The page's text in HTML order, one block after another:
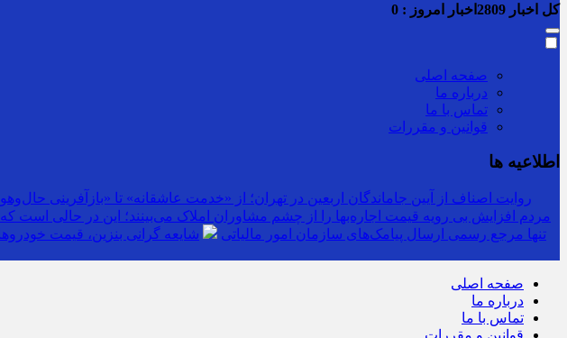
کل اخبار اخبار امروز : 0
صفحه اصلی
درباره ما
تماس با ما
قوانین و مقررات
اطلاعیه ها
روایت اصناف از آیین جاماندگان اربعین در تهران؛ از «خدمت عاشقانه» تا «بازآفرینی
مردم افزایش بی رویه قیمت اجاره‌بها را از چشم مشاوران املاک می‌بینند؛ این در حالی است
سرشماره «MALIAT» تنها مرجع رسمی ارسال پیامک‌های سازمان امور مالیاتی
شایعه گرانی بنزین، قیمت
صفحه اصلی
درباره ما
تماس با ما